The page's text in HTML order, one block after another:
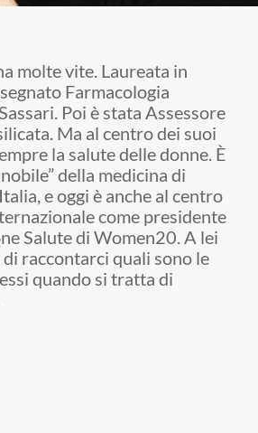
molte vite. Laureata in
Farmacologia
Poi è stata Assessore
Ma al centro dei suoi
la salute delle donne. È
della medicina di
e oggi è anche al centro
come presidente
Salute di Women20. A lei
raccontarci quali sono le
quando si tratta di